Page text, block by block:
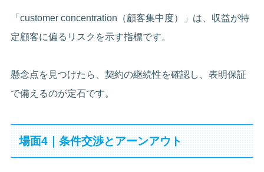
「customer concentration（顧客集中度）」は、収益が特
定顧客に偏るリスクを示す指標です。
懸念点を見つけたら、契約の継続性を確認し、表明保証
で備えるのが定石です。
場面4｜条件交渉とアーンアウト